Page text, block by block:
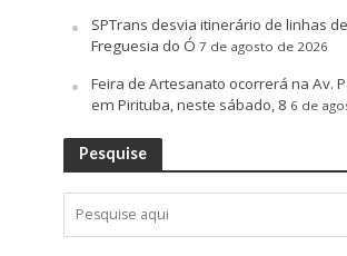
SPTrans desvia itinerário de linhas
Freguesia do Ó 7 de agosto de 2026
Feira de Artesanato ocorrerá na Av.
em Pirituba, neste sábado, 8 6 de
Pesquise